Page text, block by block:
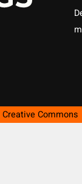
Creative Commons